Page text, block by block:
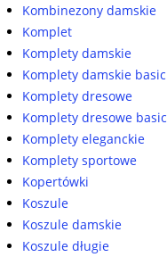
Kombinezony damskie
Komplet
Komplety damskie
Komplety damskie basic
Komplety dresowe
Komplety dresowe basic
Komplety eleganckie
Komplety sportowe
Kopertówki
Koszule
Koszule damskie
Koszule długie